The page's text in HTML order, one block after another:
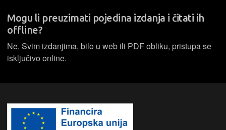
Mogu li preuzimati pojedina izdanja i čitati ih
offline?
Ne. Svim izdanjima, bilo u web ili PDF obliku, pristupa se
isključivo online.